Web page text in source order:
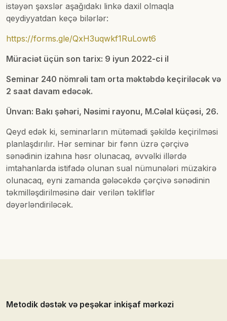
istəyən şəxslər aşağıdakı linkə daxil olmaqla
qeydiyyatdan keçə bilərlər:
https://forms.gle/QxH3uqwkf1RuLowt6
Müraciət üçün son tarix: 9 iyun 2022-ci il
Seminar 240 nömrəli tam orta məktəbdə keçiriləcək və
2 saat davam edəcək.
Ünvan: Bakı şəhəri, Nəsimi rayonu, M.Cəlal küçəsi, 26.
Qeyd edək ki, seminarların mütəmadi şəkildə keçirilməsi
planlaşdırılır. Hər seminar bir fənn üzrə çərçivə
sənədinin izahına həsr olunacaq, əvvəlki illərdə
imtahanlarda istifadə olunan sual nümunələri müzakirə
olunacaq, eyni zamanda gələcəkdə çərçivə sənədinin
təkmilləşdirilməsinə dair verilən təkliflər
dəyərləndiriləcək.
Metodik dəstək və peşəkar inkişaf mərkəzi